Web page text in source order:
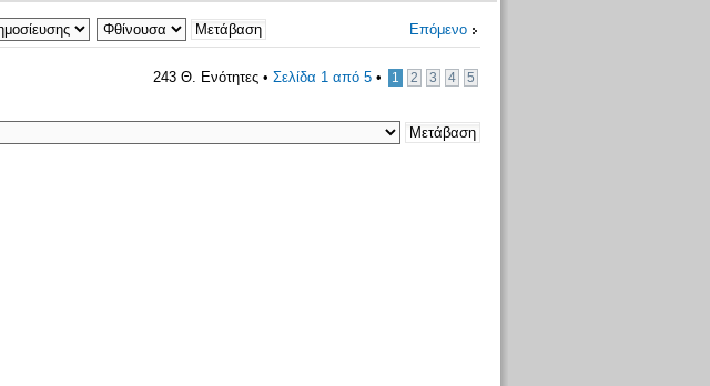
Επόμενο
243 Θ. Ενότητες • Σελίδα 1από 5• 1 2 3 4 5